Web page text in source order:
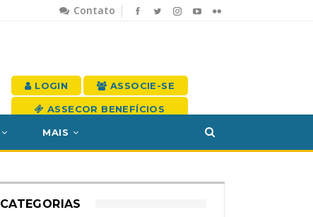
Contato
LOGIN ASSOCIE-SE
ASSECOR BENEFÍCIOS
MAIS
CATEGORIAS